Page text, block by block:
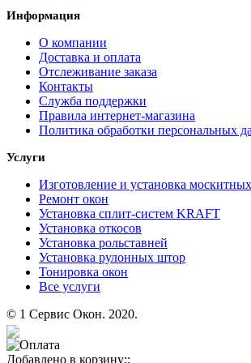
Информация
О компании
Доставка и оплата
Отслеживание заказа
Контакты
Служба поддержки
Правила интернет-магазина
Политика обработки персональных
Услуги
Изготовление и установка
Ремонт окон
Установка сплит-систем KRAFT
Установка откосов
Установка рольставней
Установка рулонных штор
Тонировка окон
Все услуги
© 1 Сервис Окон. 2020.
Добавлено в корзину::